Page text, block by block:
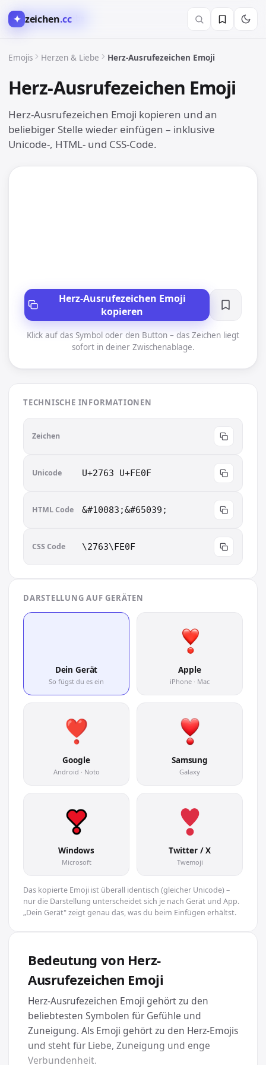
✦ zeichen.cc
Emojis Herzen & Liebe Herz-Ausrufezeichen Emoji
Herz-Ausrufezeichen Emoji
Herz-Ausrufezeichen Emoji kopieren und an
beliebiger Stelle wieder einfügen – inklusive
Unicode-, HTML- und CSS-Code.
❤️ Herzen & Liebe
Herz-Ausrufezeichen Emoji
kopieren
Klick auf das Symbol oder den Button – das Zeichen liegt
sofort in deiner Zwischenablage.
TECHNISCHE INFORMATIONEN
Zeichen
Unicode U+2763 U+FE0F
HTML Code &#10083;&#65039;
CSS Code \2763\FE0F
DARSTELLUNG AUF GERÄTEN
Dein Gerät
So fügst du es ein
Apple
iPhone · Mac
Google
Android · Noto
Samsung
Galaxy
Windows
Microsoft
Twitter / X
Twemoji
Das kopierte Emoji ist überall identisch (gleicher Unicode) –
nur die Darstellung unterscheidet sich je nach Gerät und App.
„Dein Gerät" zeigt genau das, was du beim Einfügen erhältst.
Bedeutung von Herz-
Ausrufezeichen Emoji
Herz-Ausrufezeichen Emoji gehört zu den
beliebtesten Symbolen für Gefühle und
Zuneigung. Als Emoji gehört zu den Herz-Emojis
und steht für Liebe, Zuneigung und enge
Verbundenheit.